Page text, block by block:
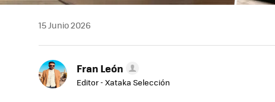
15 Junio 2026
Fran León
Editor - Xataka Selección